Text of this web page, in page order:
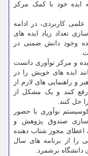
ایده خود با کمک مرکز
کاربردی، در ادامه
تعداد زیاد ایده های
وجود دانش ضمنی در
و مرکز نوآوری دانست
ایده های خویش را در
و راهنمایی های لازم از
کنند و یک مشکل از
حل کنند.
نوآوری با حضور
سازی صندوق پژوهش و
مجوز شتاب دهنده
را از برنامه های سال